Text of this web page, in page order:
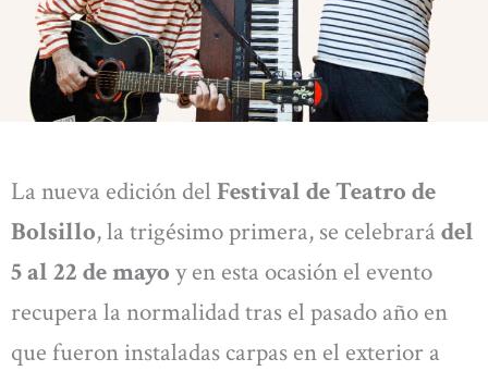
La nueva edición del Festival de Teatro de
Bolsillo, la trigésimo primera, se celebrará del
5 al 22 de mayo y en esta ocasión el evento
recupera la normalidad tras el pasado año en
que fueron instaladas carpas en el exterior a